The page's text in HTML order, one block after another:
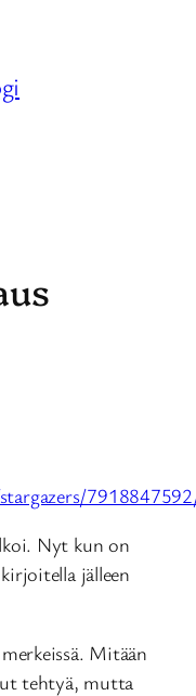
Nyt kun on
jälleen
Mitään
tehtyä, mutta